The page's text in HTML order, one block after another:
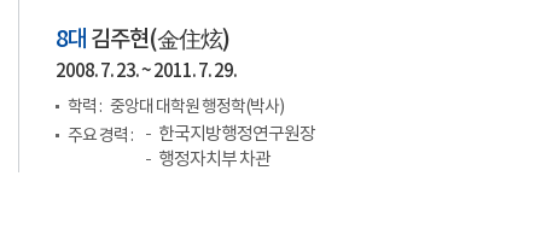
8대 김주현(金住炫)
2008. 7. 23. ~ 2011. 7. 29.
학력 : 중앙대 대학원 행정학(박사)
주요 경력 :
한국지방행정연구원장
행정자치부 차관